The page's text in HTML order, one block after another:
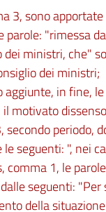
3, sono
parole: "rimessa
dei ministri, che"
dei ministri;
aggiunte, in fine,
motivato
periodo,
seguenti: ", nei
1, le
seguenti:
della